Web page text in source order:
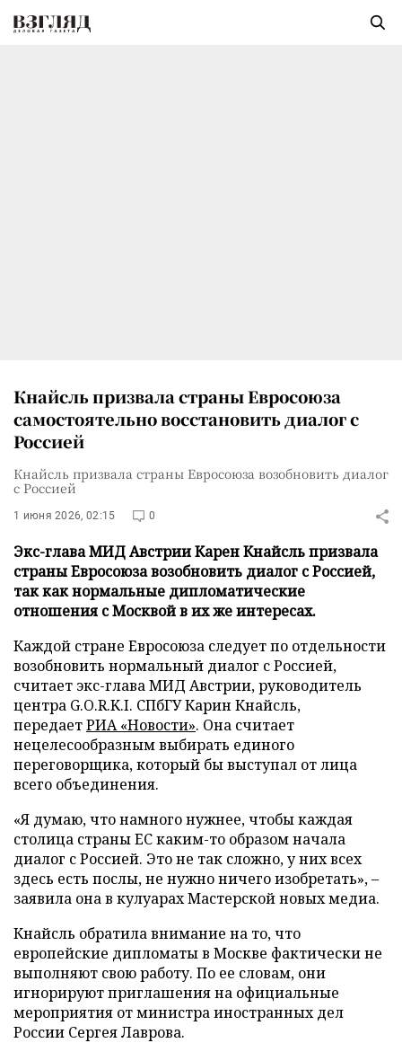
Кнайсль призвала страны Евросоюза
самостоятельно восстановить диалог с
Россией
Кнайсль призвала страны Евросоюза возобновить диалог
с Россией
1 июня 2026, 02:15 0
Экс-глава МИД Австрии Карен Кнайсль призвала
страны Евросоюза возобновить диалог с Россией,
так как нормальные дипломатические
отношения с Москвой в их же интересах.
Каждой стране Евросоюза следует по отдельности
возобновить нормальный диалог с Россией,
считает экс-глава МИД Австрии, руководитель
центра G.O.R.K.I. СПбГУ Карин Кнайсль,
передаетРИА «Новости». Она считает
нецелесообразным выбирать единого
переговорщика, который бы выступал от лица
всего объединения.
«Я думаю, что намного нужнее, чтобы каждая
столица страны ЕС каким-то образом начала
диалог с Россией. Это не так сложно, у них всех
здесь есть послы, не нужно ничего изобретать», –
заявила она в кулуарах Мастерской новых медиа.
Кнайсль обратила внимание на то, что
европейские дипломаты в Москве фактически не
выполняют свою работу. По ее словам, они
игнорируют приглашения на официальные
мероприятия от министра иностранных дел
России Сергея Лаврова.